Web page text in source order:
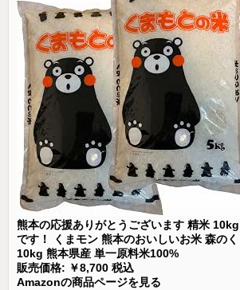
熊本の応援ありがとうございます 精米
です！ くまモン 熊本のおいしいお米 森の
10kg 熊本県産 単一原料米100%
販売価格: ￥8,700 税込
Amazonの商品ページを見る